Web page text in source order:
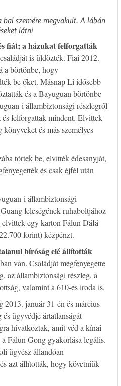
bal szemére megvakult. A lábán
látni
fiát; a házukat felforgatták
is üldözték. Fiai 2012.
a börtönbe, hogy
be őket. Másnap Li idősebb
és a Bayuguan börtönbe
i állambiztonsági részlegről
felforgattak mindent. Elvittek
és más személyes
törtek be, elvitték édesanyját,
és csak éjfél után
i állambiztonsági
feleségének ruhaboltjához
egy karton Fálun Dáfá
forint) kézpénzt.
bíróság elé állították
van. Családját megfenyegette
az állambiztonsági részleg, a
valamint a 610-es iroda is.
január 31-én és március
ügyvédje ártatlanságát
hivatkoztak, amit véd a kínai
Fálun Gong gyakorlása legális.
ügyész állandóan
azt állították, hogy követniük